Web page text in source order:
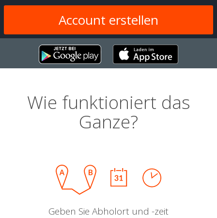
Wie funktioniert das
Ganze?
Geben Sie Abholort und -zeit